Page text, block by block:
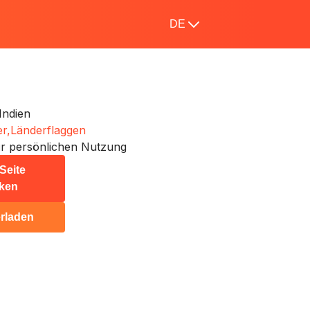
DE
Länderflaggen
persönlichen Nutzung